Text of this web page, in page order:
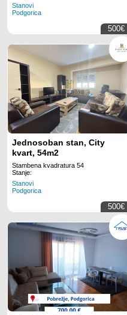
Stanovi
Podgorica
500€
Jednosoban stan, City
kvart, 54m2
Stambena kvadratura 54
Stanje:
Stanovi
Podgorica
500€